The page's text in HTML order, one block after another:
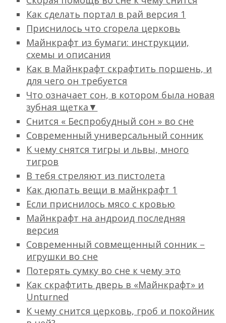
Как сделать портал в рай версия 1
Приснилось что сгорела церковь
Майнкрафт из бумаги: инструкции,
схемы и описания
Как в Майнкрафт скрафтить поршень, и
для чего он требуется
Что означает сон, в котором была новая
зубная щетка▼
Снится « Беспробудный сон » во сне
Современный универсальный сонник
К чему снятся тигры и львы, много
тигров
В тебя стреляют из пистолета
Как дюпать вещи в майнкрафт 1
Если приснилось мясо с кровью
Майнкрафт на андроид последняя
версия
Современный cовмещенный сонник –
игрушки во сне
Потерять сумку во сне к чему это
Как скрафтить дверь в «Майнкрафт» и
Unturned
К чему снится церковь, гроб и покойник